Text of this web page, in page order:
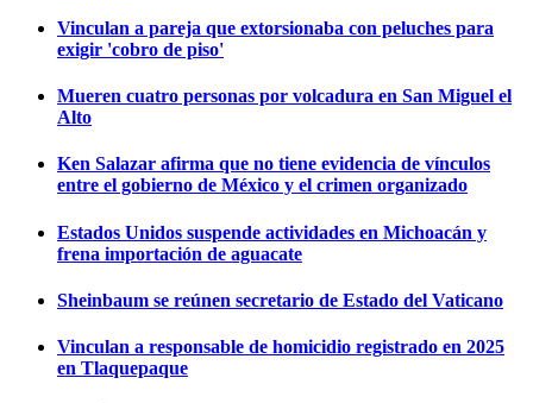
Vinculan a pareja que extorsionaba con peluches para
exigir 'cobro de piso'
Mueren cuatro personas por volcadura en San Miguel el
Alto
Ken Salazar afirma que no tiene evidencia de vínculos
entre el gobierno de México y el crimen organizado
Estados Unidos suspende actividades en Michoacán y
frena importación de aguacate
Sheinbaum se reúnen secretario de Estado del Vaticano
Vinculan a responsable de homicidio registrado en 2025
en Tlaquepaque